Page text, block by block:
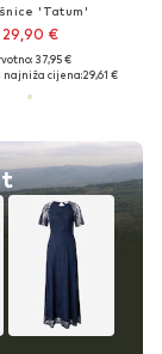
'Tatum'
29,90 €
37,95 €
najniža cijena:29,61 €